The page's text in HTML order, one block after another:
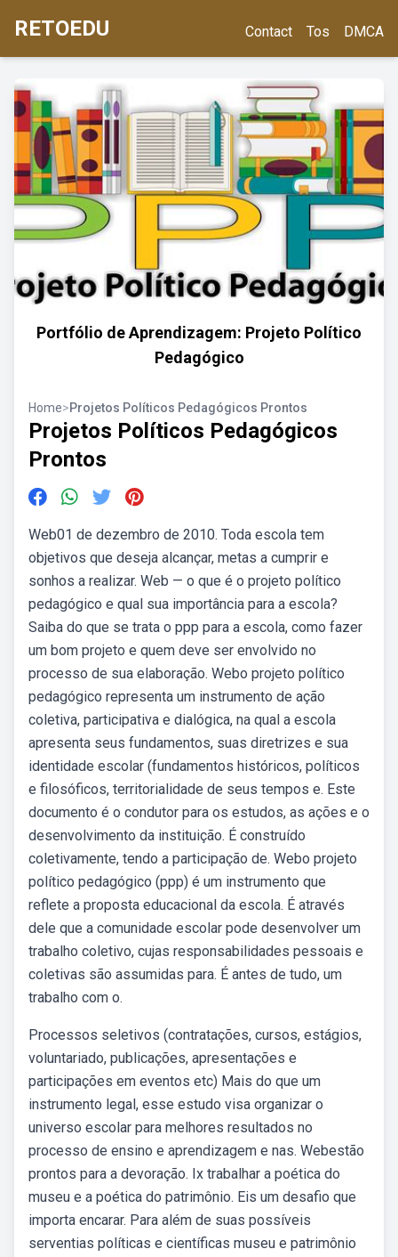
RETOEDU Contact Tos DMCA
Portfólio de Aprendizagem: Projeto Político
Pedagógico
Home>Projetos Políticos Pedagógicos Prontos
Projetos Políticos Pedagógicos
Prontos
Web01 de dezembro de 2010. Toda escola tem
objetivos que deseja alcançar, metas a cumprir e
sonhos a realizar. Web — o que é o projeto político
pedagógico e qual sua importância para a escola?
Saiba do que se trata o ppp para a escola, como fazer
um bom projeto e quem deve ser envolvido no
processo de sua elaboração. Webo projeto político
pedagógico representa um instrumento de ação
coletiva, participativa e dialógica, na qual a escola
apresenta seus fundamentos, suas diretrizes e sua
identidade escolar (fundamentos históricos, políticos
e filosóficos, territorialidade de seus tempos e. Este
documento é o condutor para os estudos, as ações e o
desenvolvimento da instituição. É construído
coletivamente, tendo a participação de. Webo projeto
político pedagógico (ppp) é um instrumento que
reflete a proposta educacional da escola. É através
dele que a comunidade escolar pode desenvolver um
trabalho coletivo, cujas responsabilidades pessoais e
coletivas são assumidas para. É antes de tudo, um
trabalho com o.
Processos seletivos (contratações, cursos, estágios,
voluntariado, publicações, apresentações e
participações em eventos etc) Mais do que um
instrumento legal, esse estudo visa organizar o
universo escolar para melhores resultados no
processo de ensino e aprendizagem e nas. Webestão
prontos para a devoração. Ix trabalhar a poética do
museu e a poética do patrimônio. Eis um desafio que
importa encarar. Para além de suas possíveis
serventias políticas e científicas museu e patrimônio